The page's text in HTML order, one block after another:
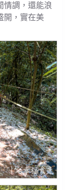
情調，還能浪
開，實在美